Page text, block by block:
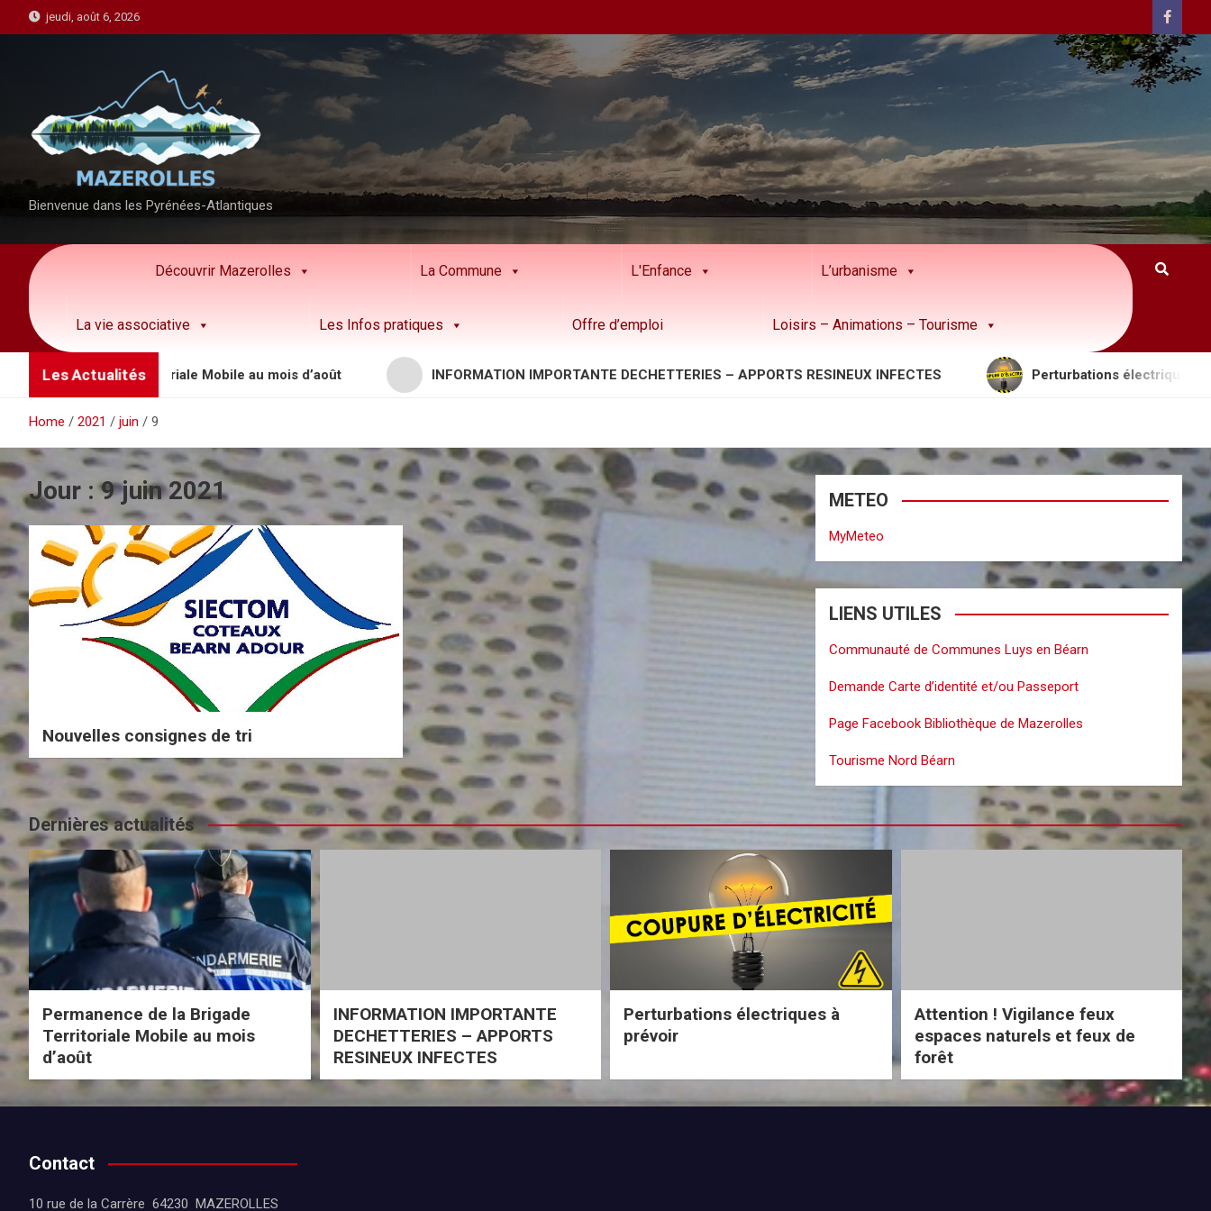
k
jeudi, août 6, 2026
Bienvenue dans les Pyrénées-Atlantiques
Découvrir Mazerolles La Commune L'Enfance L’urbanisme
La vie associative Les Infos pratiques Offre d’emploi Loisirs – Animations – Tourisme
Les Actualités
la Brigade Territoriale Mobile au mois d’août INFORMATION IMPORTANTE DECHETTERIES – APPORTS RESINEUX INFECTES Perturbations électriques à
Home 2021 juin 9
Jour :9 juin 2021
Nouvelles consignes de tri
METEO
MyMeteo
LIENS UTILES
Communauté de Communes Luys en Béarn
Demande Carte d’identité et/ou Passeport
Page Facebook Bibliothèque de Mazerolles
Tourisme Nord Béarn
Dernières actualités
Permanence de la Brigade
Territoriale Mobile au mois
d’août
INFORMATION IMPORTANTE
DECHETTERIES – APPORTS
RESINEUX INFECTES
Perturbations électriques à
prévoir
Attention ! Vigilance feux
espaces naturels et feux de
forêt
Contact
10 rue de la Carrère 64230 MAZEROLLES